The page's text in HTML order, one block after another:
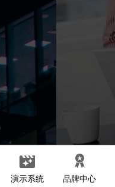
演示系统 品牌中心